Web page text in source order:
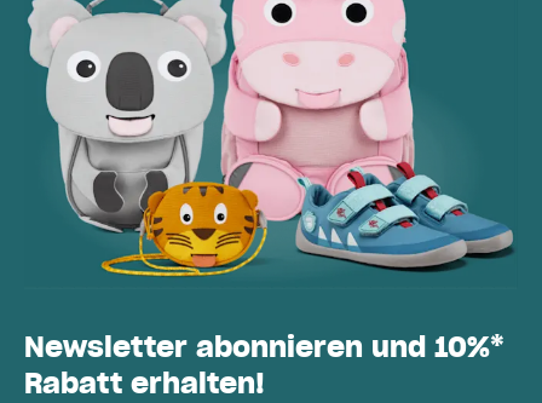
Newsletter abonnieren und 10%*
Rabatt erhalten!